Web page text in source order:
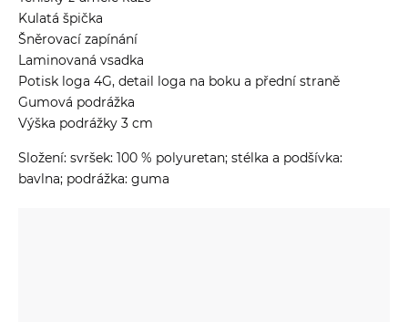
Kulatá špička
Šněrovací zapínání
Laminovaná vsadka
Potisk loga 4G, detail loga na boku a přední straně
Gumová podrážka
Výška podrážky 3 cm
Složení: svršek: 100 % polyuretan; stélka a podšívka:
bavlna; podrážka: guma